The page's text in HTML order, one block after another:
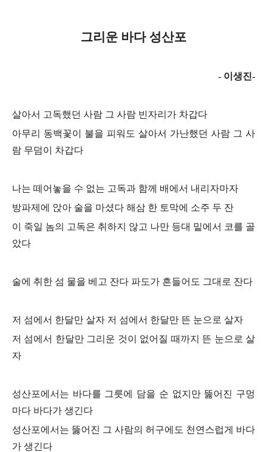
그리운 바다 성산포
- 이생진-
살아서 고독했던 사람 그 사람 빈자리가 차갑다
아무리 동백꽃이 불을 피워도 살아서 가난했던 사람 그 사
람 무덤이 차갑다
나는 떼어놓을 수 없는 고독과 함께 배에서 내리자마자
방파제에 앉아 술을 마셨다 해삼 한 토막에 소주 두 잔
이 죽일 놈의 고독은 취하지 않고 나만 등대 밑에서 코를 골
았다
술에 취한 섬 물을 베고 잔다 파도가 흔들어도 그대로 잔다
저 섬에서 한달만 살자 저 섬에서 한달만 뜬 눈으로 살자
저 섬에서 한달만 그리운 것이 없어질 때까지 뜬 눈으로 살
자
성산포에서는 바다를 그릇에 담을 순 없지만 뚫어진 구멍
마다 바다가 생긴다
성산포에서는 뚫어진 그 사람의 허구에도 천연스럽게 바다
가 생긴다